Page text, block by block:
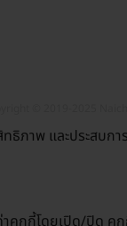
ธิภาพ และประสบ
คุกกี้โดยเปิด/ปิด คุก